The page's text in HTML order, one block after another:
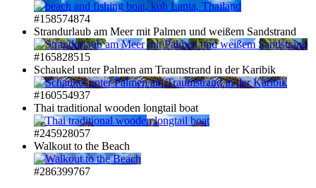
#158574874
Strandurlaub am Meer mit Palmen und weißem Sandstrand
#165828515
Schaukel unter Palmen am Traumstrand in der Karibik
#160554937
Thai traditional wooden longtail boat
#245928057
Walkout to the Beach
#286399767